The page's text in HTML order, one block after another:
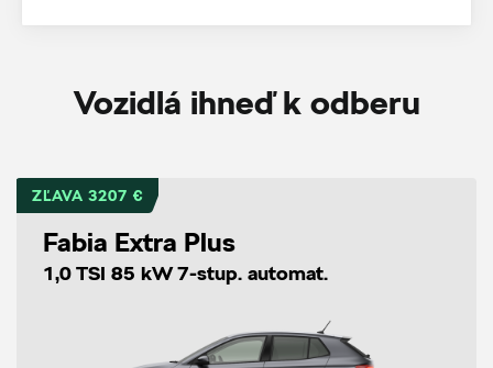
Vozidlá ihneď k odberu
ZĽAVA 3207 €
Fabia Extra Plus
1,0 TSI 85 kW 7-stup. automat.